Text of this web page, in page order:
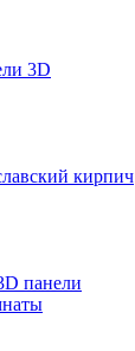
3D
кирпич
панели